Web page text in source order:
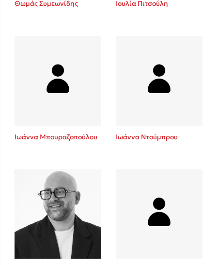
Playlist
Το λεξικό της ζωής σου
Κώστας Κρομμύδας
Θωμάς Συμεωνίδης Ιουλία Πιτσούλη
Ιωάννα Μπουραζοπούλου Ιωάννα Ντούμπρου